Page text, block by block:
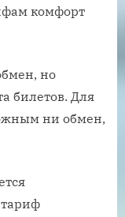
комфорт
но
билетов. Для
ни обмен,